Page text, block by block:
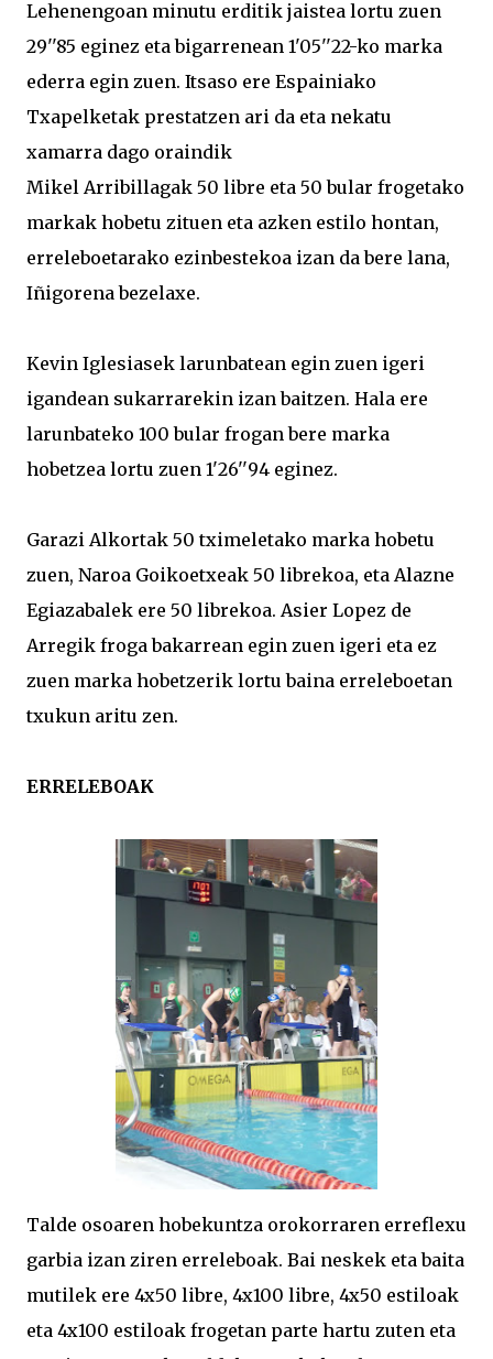
Lehenengoan minutu erditik jaistea lortu zuen
29''85 eginez eta bigarrenean 1'05''22-ko marka
ederra egin zuen. Itsaso ere Espainiako
Txapelketak prestatzen ari da eta nekatu
xamarra dago oraindik
Mikel Arribillagak 50 libre eta 50 bular frogetako
markak hobetu zituen eta azken estilo hontan,
erreleboetarako ezinbestekoa izan da bere lana,
Iñigorena bezelaxe.
Kevin Iglesiasek larunbatean egin zuen igeri
igandean sukarrarekin izan baitzen. Hala ere
larunbateko 100 bular frogan bere marka
hobetzea lortu zuen 1'26''94 eginez.
Garazi Alkortak 50 tximeletako marka hobetu
zuen, Naroa Goikoetxeak 50 librekoa, eta Alazne
Egiazabalek ere 50 librekoa. Asier Lopez de
Arregik froga bakarrean egin zuen igeri eta ez
zuen marka hobetzerik lortu baina erreleboetan
txukun aritu zen.
ERRELEBOAK
Talde osoaren hobekuntza orokorraren erreflexu
garbia izan ziren erreleboak. Bai neskek eta baita
mutilek ere 4x50 libre, 4x100 libre, 4x50 estiloak
eta 4x100 estiloak frogetan parte hartu zuten eta